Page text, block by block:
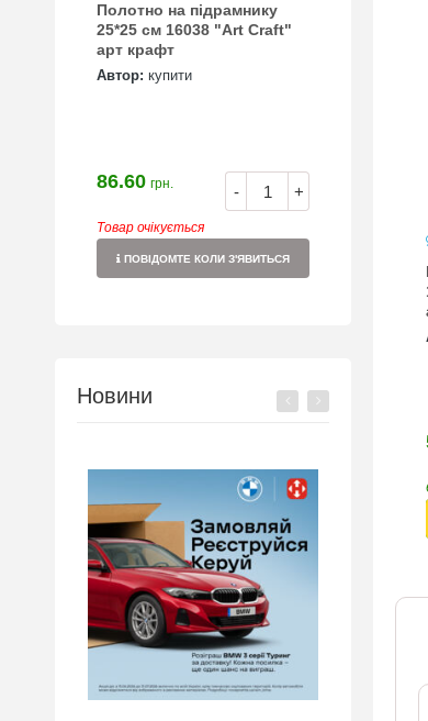
Полотно на підрамнику
25*25 см 16038 "Art Craft"
арт крафт
Автор: купити
- +
86.60 грн.
Товар очікується
ПОВІДОМТЕ КОЛИ З'ЯВИТЬСЯ
Новини